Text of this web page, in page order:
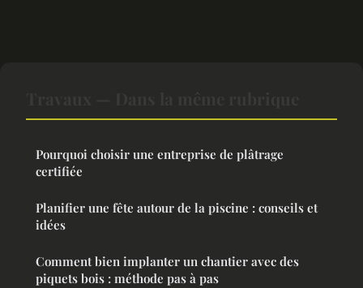
Pourquoi choisir une entreprise de plâtrage
certifiée
Planifier une fête autour de la piscine : conseils et
idées
Comment bien implanter un chantier avec des
piquets bois : méthode pas à pas